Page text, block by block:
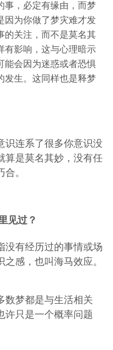
事，必定有缘由，而梦
因为你做了梦灾难才发
的关注，而不是莫名其
有影响，这与心理暗示
能会因为迷惑或者恐惧
发生。这同样也是释梦
识连系了很多你意识没
算是莫名其妙，没有任
。
见过？
没有经历过的事情或场
感，也叫海马效应。
数梦都是与生活相关
许只是一个概率问题